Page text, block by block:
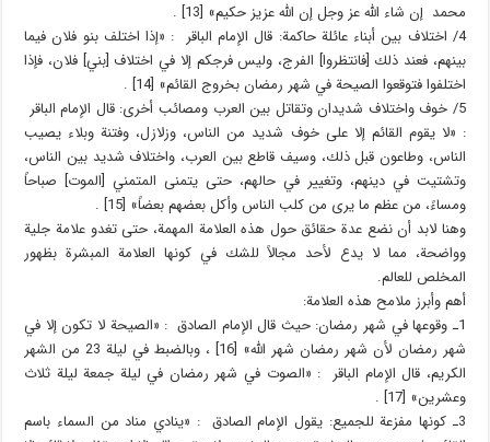
محمد إن شاء الله عز وجل إن الله عزيز حكيم» [13] .
4/ اختلاف بين أبناء عائلة حاكمة: قال الإمام الباقر : «إذا اختلف بنو فلان فيما
بينهم، فعند ذلك [فانتظروا] الفرج، وليس فرجكم إلا في اختلاف [بني] فلان، فإذا
اختلفوا فتوقعوا الصيحة في شهر رمضان بخروج القائم» [14] .
5/ خوف واختلاف شديدان وتقاتل بين العرب ومصائب أخرى: قال الإمام الباقر
: «لا يقوم القائم إلا على خوف شديد من الناس، وزلازل، وفتنة وبلاء يصيب
الناس، وطاعون قبل ذلك، وسيف قاطع بين العرب، واختلاف شديد بين الناس،
وتشتيت في دينهم، وتغيير في حالهم، حتى يتمنى المتمني [الموت] صباحاً
ومساءً، من عظم ما يرى من كلب الناس وأكل بعضهم بعضاً» [15] .
وهنا لابد أن نضع عدة حقائق حول هذه العلامة المهمة، حتى تغدو علامة جلية
وواضحة، مما لا يدع لأحد مجالاً للشك في كونها العلامة المبشرة بظهور
المخلص للعالم.
أهم وأبرز ملامح هذه العلامة:
1ـ وقوعها في شهر رمضان: حيث قال الإمام الصادق : «الصيحة لا تكون إلا في
شهر رمضان لأن شهر رمضان شهر الله» [16] ، وبالضبط في ليلة 23 من الشهر
الكريم، قال الإمام الباقر : «الصوت في شهر رمضان في ليلة جمعة ليلة ثلاث
وعشرين» [17] .
3ـ كونها مفزعة للجميع: يقول الإمام الصادق : «ينادي مناد من السماء باسم